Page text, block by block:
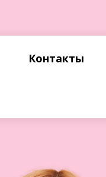
Контакты